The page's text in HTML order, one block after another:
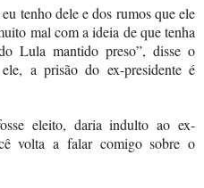
tenho dele e dos rumos que ele
mal com a ideia de que tenha
Lula mantido preso”, disse o
a prisão do ex-presidente é
eleito, daria indulto ao ex-
volta a falar comigo sobre o